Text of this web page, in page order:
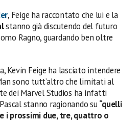
, Feige ha raccontato che lui e la
stanno già discutendo del futuro
Ragno, guardando ben oltre
Kevin Feige ha lasciato intendere
sono tutt’altro che limitati al
dei Marvel Studios ha infatti
stanno ragionando su“quelli
i prossimi due, tre, quattro o